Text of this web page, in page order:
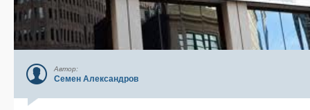
Автор:
Семен Александров